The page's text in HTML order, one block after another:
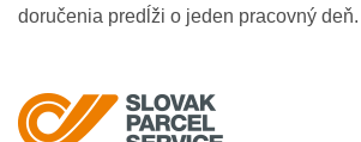
doručenia predĺži o jeden pracovný deň.